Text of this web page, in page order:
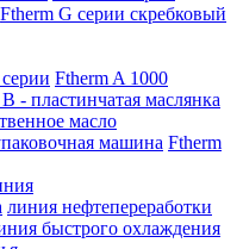
Ftherm G серии скребковый
Ftherm A 1000
- пластинчатая маслянка
масло
машина Ftherm
линия нефтепереработки
быстрого охлаждения